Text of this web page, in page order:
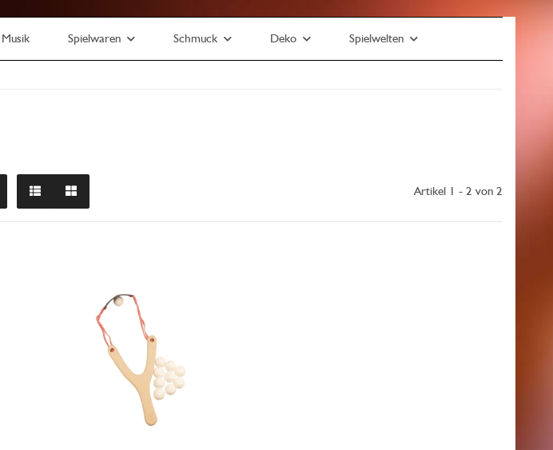
Musik Spielwaren Schmuck Deko Spielwelten
Artikel 1 - 2 von 2